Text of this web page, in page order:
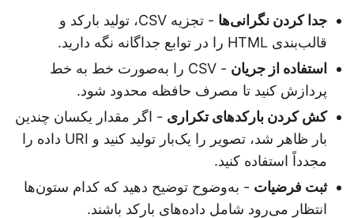
جدا کردن نگرانی‌ها
- تجزیه CSV، تولید بارکد و
قالب‌بندی HTML را در توابع جداگانه نگه دارید.
استفاده از جریان
- CSV را به‌صورت خط به خط
پردازش کنید تا مصرف حافظه محدود شود.
کش کردن بارکدهای تکراری- اگر مقدار یکسان چندین
بار ظاهر شد، تصویر را یک‌بار تولید کنید و URI داده را
مجدداً استفاده کنید.
ثبت فرضیات- به‌وضوح توضیح دهید که کدام ستون‌ها
انتظار می‌رود شامل داده‌های بارکد باشند.